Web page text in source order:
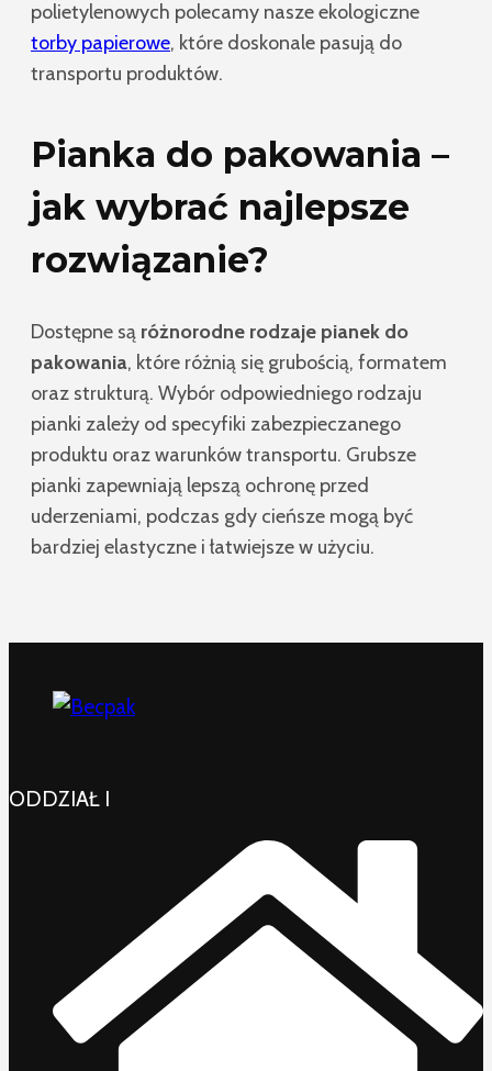
polietylenowych polecamy nasze ekologiczne
torby papierowe, które doskonale pasują do
transportu produktów.
Pianka do pakowania –
jak wybrać najlepsze
rozwiązanie?
Dostępne są różnorodne rodzaje pianek do
pakowania, które różnią się grubością, formatem
oraz strukturą. Wybór odpowiedniego rodzaju
pianki zależy od specyfiki zabezpieczanego
produktu oraz warunków transportu. Grubsze
pianki zapewniają lepszą ochronę przed
uderzeniami, podczas gdy cieńsze mogą być
bardziej elastyczne i łatwiejsze w użyciu.
ODDZIAŁ I